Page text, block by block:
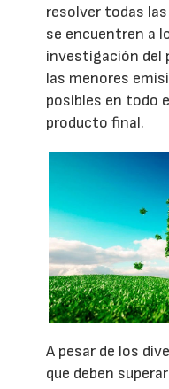
resolver todas
se encuentren a
investigación del
las menores
posibles en todo
producto final.
A pesar de los
que deben